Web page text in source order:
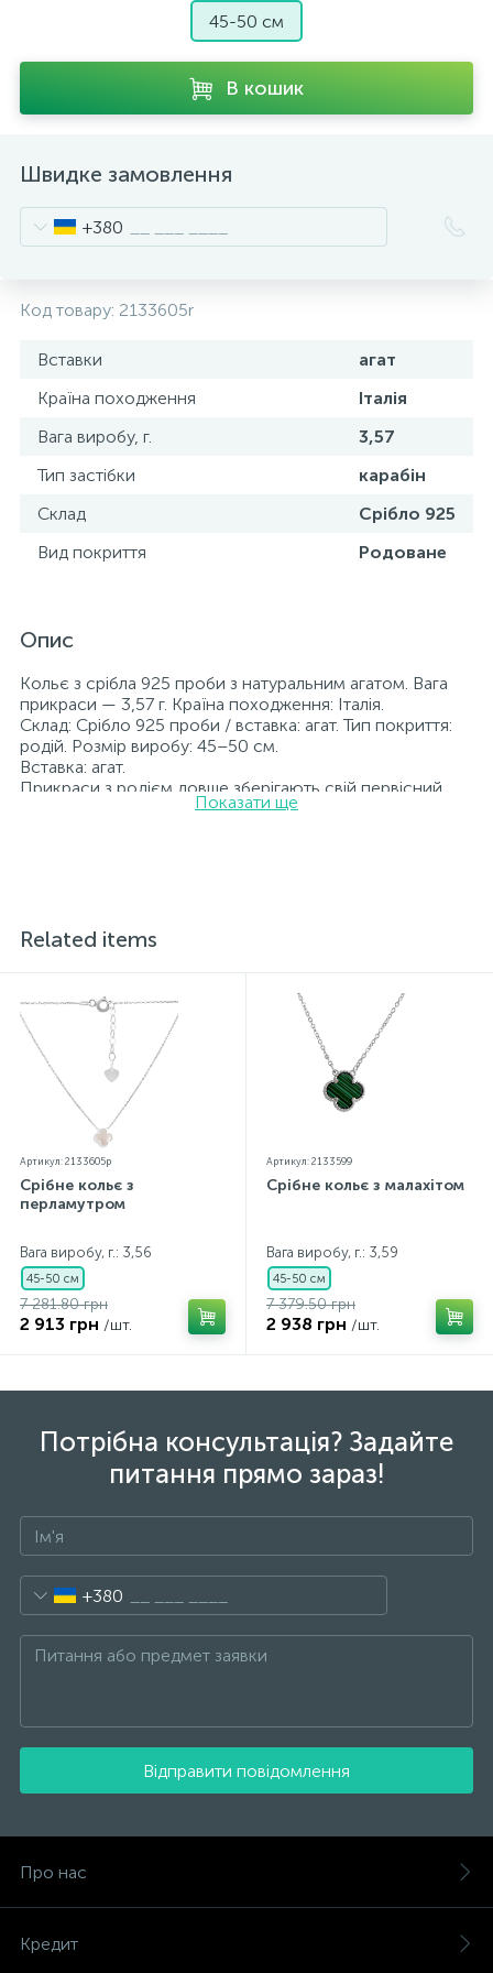
45-50 см
В кошик
Швидке замовлення
+380
Код товару: 2133605r
Вставки
агат
Країна походження
Італія
Вага виробу, г.
3,57
Тип застібки
карабін
Склад
Срібло 925
Вид покриття
Родоване
Опис
Кольє з срібла 925 проби з натуральним агатом. Вага
прикраси — 3,57 г. Країна походження: Італія.
Склад: Срібло 925 проби / вставка: агат. Тип покриття:
родій. Розмір виробу: 45–50 см.
Вставка: агат.
Прикраси з родієм довше зберігають свій первісний
вигляд, а саме колір і блиск металу. Усі ювелірні вироби,
параметрів.*Кольори виробів на сайті можуть дещо
Показати ще
Related items
Артикул: 2133605p
Срібне кольє з
перламутром
Вага виробу, г.: 3,56
45-50 см
7 281.80 грн
2 913 грн /шт.
Артикул: 2133599
Срібне кольє з малахітом
Вага виробу, г.: 3,59
45-50 см
7 379.50 грн
2 938 грн /шт.
Потрібна консультація? Задайте
питання прямо зараз!
+380
Відправити повідомлення
Про нас
Кредит